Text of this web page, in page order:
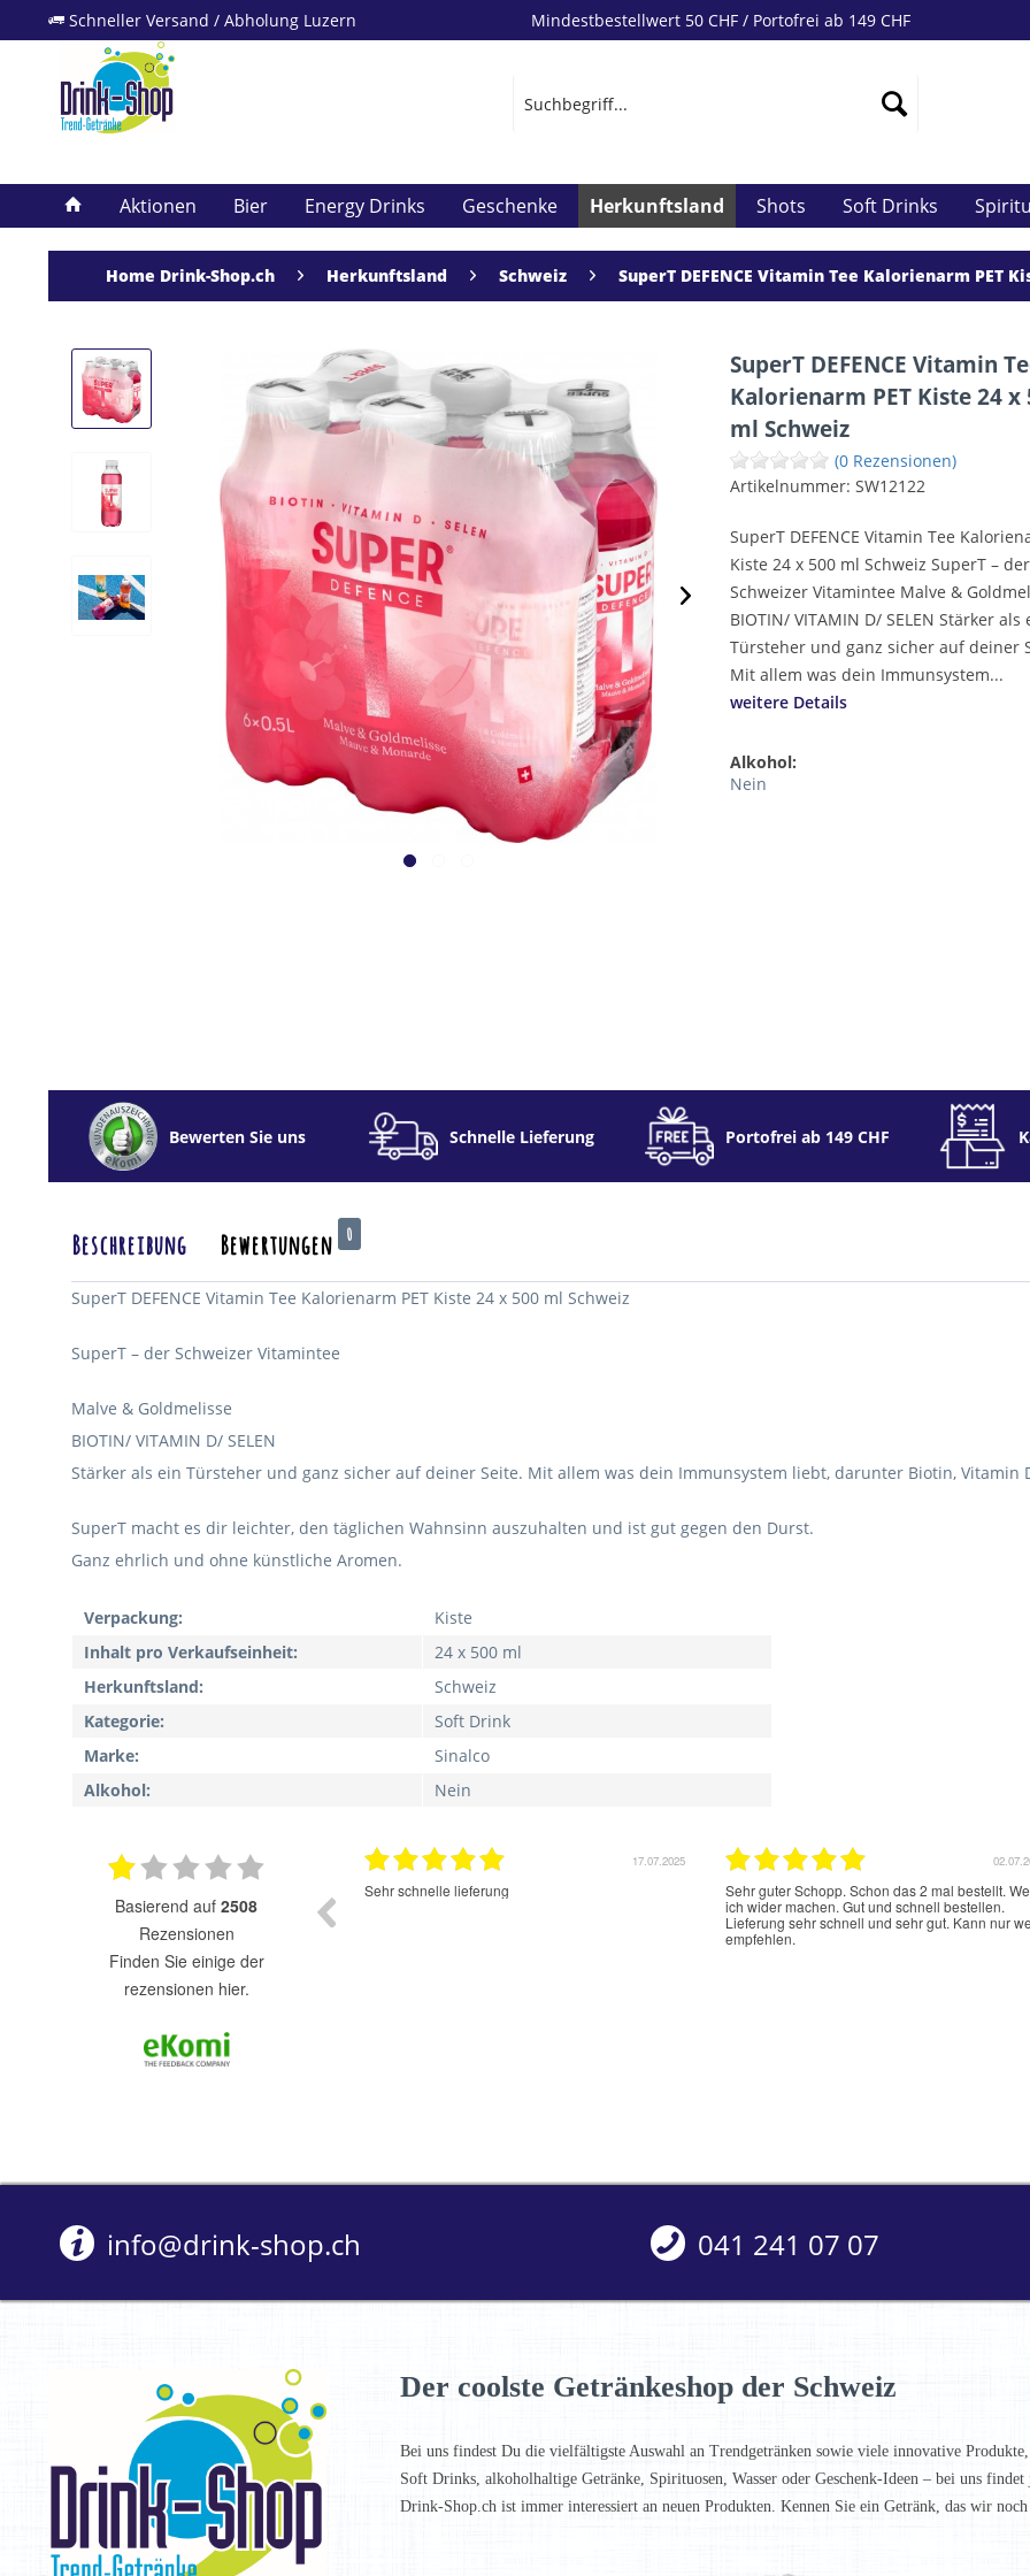
Schneller Versand / Abholung Luzern Mindestbestellwert 50 CHF / Portofrei ab 149 CHF
Aktionen Bier Energy Drinks Geschenke Herkunftsland Shots Soft Drinks
Home Drink-Shop.ch Herkunftsland Schweiz SuperT DEFENCE Vitamin Tee Kalorienarm PET
SuperT DEFENCE Vitamin
Kalorienarm PET Kiste 24 x
ml Schweiz
(0 Rezensionen)
Artikelnummer:SW12122
SuperT DEFENCE Vitamin Tee
Kiste 24 x 500 ml Schweiz SuperT – der
Schweizer Vitamintee Malve &
BIOTIN/ VITAMIN D/ SELEN Stärker als
Türsteher und ganz sicher auf deiner
Mit allem was dein Immunsystem...
weitere Details
Alkohol:
Nein
Bewerten Sie uns Schnelle Lieferung Portofrei ab 149 CHF
Beschreibung Bewertungen 0
SuperT DEFENCE Vitamin Tee Kalorienarm PET Kiste 24 x 500 ml Schweiz
SuperT – der Schweizer Vitamintee
Malve & Goldmelisse
BIOTIN/ VITAMIN D/ SELEN
Stärker als ein Türsteher und ganz sicher auf deiner Seite. Mit allem was dein Immunsystem liebt, darunter Biotin, Vitamin
SuperT macht es dir leichter, den täglichen Wahnsinn auszuhalten und ist gut gegen den Durst.
Ganz ehrlich und ohne künstliche Aromen.
Verpackung:
Kiste
Inhalt pro Verkaufseinheit:
24 x 500 ml
Herkunftsland:
Schweiz
Kategorie:
Soft Drink
Marke:
Sinalco
Alkohol:
Nein
basierend auf 2508
Rezensionen
finden Sie einige der
rezensionen hier.
17.07.2025
Sehr schnelle lieferung
Sehr guter Schopp. Schon das 2 mal bestellt.
ich wider machen. Gut und schnell bestellen.
Lieferung sehr schnell und sehr gut. Kann nur
empfehlen.
info@drink-shop.ch 041 241 07 07
Der coolste Getränkeshop der Schweiz
Bei uns findest Du die vielfältigste Auswahl an Trendgetränken sowie viele innovative
Soft Drinks, alkoholhaltige Getränke, Spirituosen, Wasser oder Geschenk-Ideen – bei uns
Drink-Shop.ch ist immer interessiert an neuen Produkten. Kennen Sie ein Getränk, das wir